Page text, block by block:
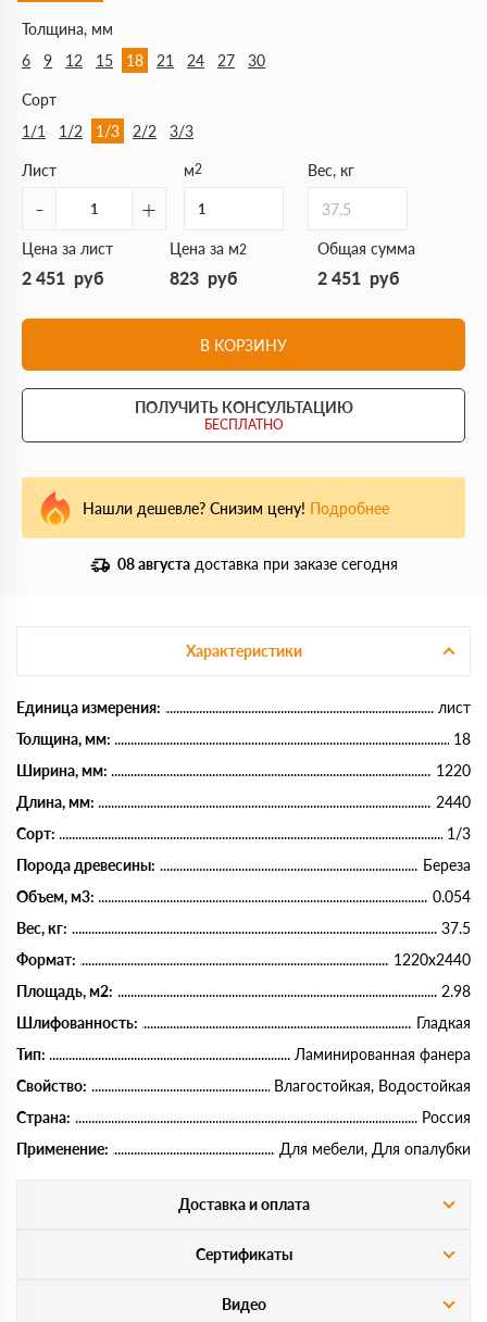
Толщина, мм
6
9 12 15 18 21 24 27 30
Сорт
1/1
1/2 1/3 2/2 3/3
Лист
- +
м2 Вес, кг
37.5
Цена за лист
2 451 руб
Цена за м2
823 руб
Общая сумма
2 451 руб
В КОРЗИНУ
ПОЛУЧИТЬ КОНСУЛЬТАЦИЮ
БЕСПЛАТНО
Нашли дешевле? Снизим цену! Подробнее
08 августа доставка при заказе сегодня
Характеристики
Единица измерения:
лист
Толщина, мм:
18
Ширина, мм:
1220
Длина, мм:
2440
Сорт:
1/3
Порода древесины:
Береза
Объем, м3:
0.054
Вес, кг:
37.5
Формат:
1220х2440
Площадь, м2:
2.98
Шлифованность:
Гладкая
Тип:
Ламинированная фанера
Свойство:
Влагостойкая, Водостойкая
Страна:
Россия
Применение:
Для мебели, Для опалубки
Доставка и оплата
Сертификаты
Видео